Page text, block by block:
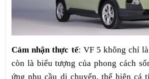
Cảm nhận thực tế: VF 5 không chỉ
còn là biểu tượng của phong cách
ứng nhu cầu di chuyển, thể hiện cá